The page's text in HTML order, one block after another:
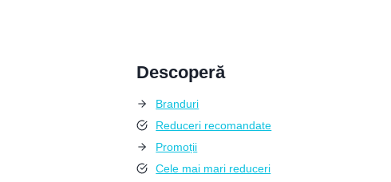
Descoperă
Branduri
Reduceri recomandate
Promoții
Cele mai mari reduceri